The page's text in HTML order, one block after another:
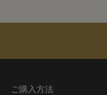
ご購入方法